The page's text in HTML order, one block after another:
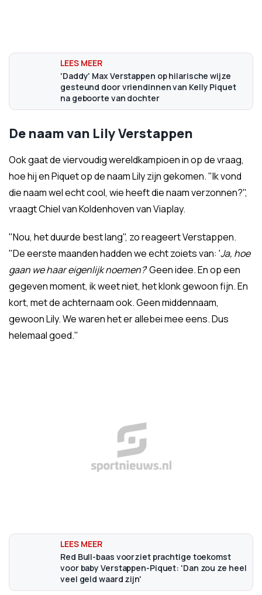
'Daddy' Max Verstappen op hilarische wijze
gesteund door vriendinnen van Kelly Piquet
na geboorte van dochter
De naam van Lily Verstappen
Ook gaat de viervoudig wereldkampioen in op de vraag,
hoe hij en Piquet op de naam Lily zijn gekomen. "Ik vond
die naam wel echt cool, wie heeft die naam verzonnen?",
vraagt Chiel van Koldenhoven van Viaplay.
"Nou, het duurde best lang", zo reageert Verstappen.
"De eerste maanden hadden we echt zoiets van: 'Ja, hoe
gaan we haar eigenlijk noemen?' Geen idee. En op een
gegeven moment, ik weet niet, het klonk gewoon fijn. En
kort, met de achternaam ook. Geen middennaam,
gewoon Lily. We waren het er allebei mee eens. Dus
helemaal goed."
Red Bull-baas voorziet prachtige toekomst
voor baby Verstappen-Piquet: 'Dan zou ze heel
veel geld waard zijn'